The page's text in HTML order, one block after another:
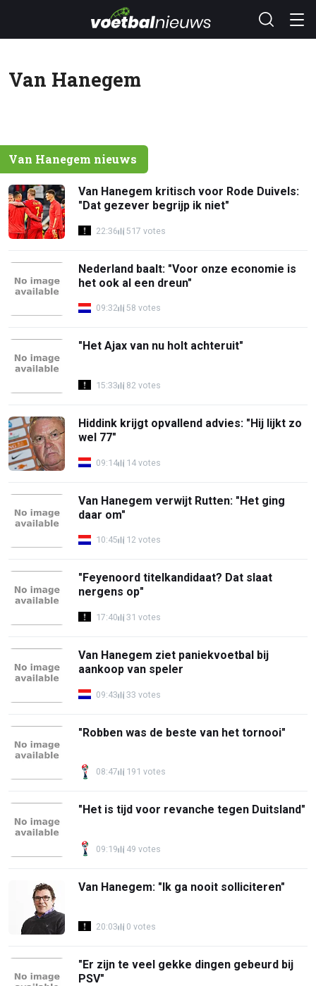
Van Hanegem
Van Hanegem nieuws
Van Hanegem kritisch voor Rode Duivels:
"Dat gezever begrijp ik niet"
22:36 517 votes
Nederland baalt: "Voor onze economie is
het ook al een dreun"
09:32 58 votes
"Het Ajax van nu holt achteruit"
15:33 82 votes
Hiddink krijgt opvallend advies: "Hij lijkt zo
wel 77"
09:14 14 votes
Van Hanegem verwijt Rutten: "Het ging
daar om"
10:45 12 votes
"Feyenoord titelkandidaat? Dat slaat
nergens op"
17:40 31 votes
Van Hanegem ziet paniekvoetbal bij
aankoop van speler
09:43 33 votes
"Robben was de beste van het tornooi"
08:47 191 votes
"Het is tijd voor revanche tegen Duitsland"
09:19 49 votes
Van Hanegem: "Ik ga nooit solliciteren"
20:03 0 votes
"Er zijn te veel gekke dingen gebeurd bij
PSV"